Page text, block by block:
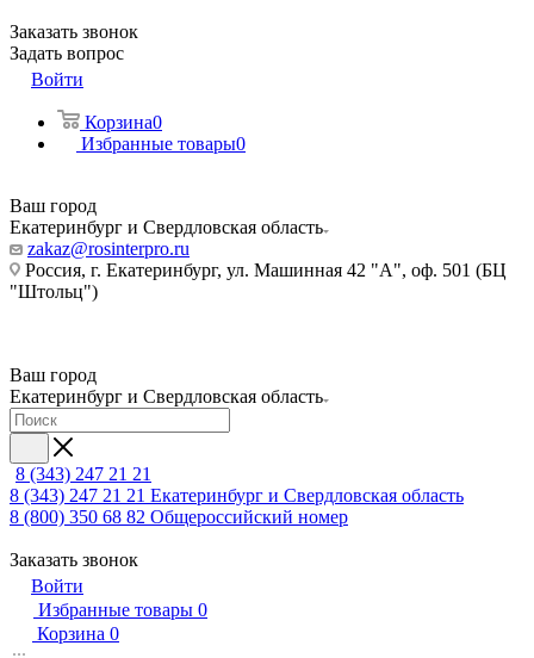
Заказать звонок
Задать вопрос
Войти
Корзина0
Избранные товары0
Ваш город
Екатеринбург и Свердловская область
zakaz@rosinterpro.ru
Россия, г. Екатеринбург, ул. Машинная 42 "А", оф. 501 (БЦ
"Штольц")
Ваш город
Екатеринбург и Свердловская область
8 (343) 247 21 21
8 (343) 247 21 21 Екатеринбург и Свердловская область
8 (800) 350 68 82 Общероссийский номер
Заказать звонок
Войти
Избранные товары 0
Корзина 0